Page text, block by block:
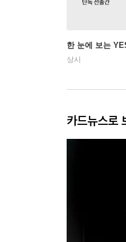
한 눈에 보는
상시
카드뉴스로